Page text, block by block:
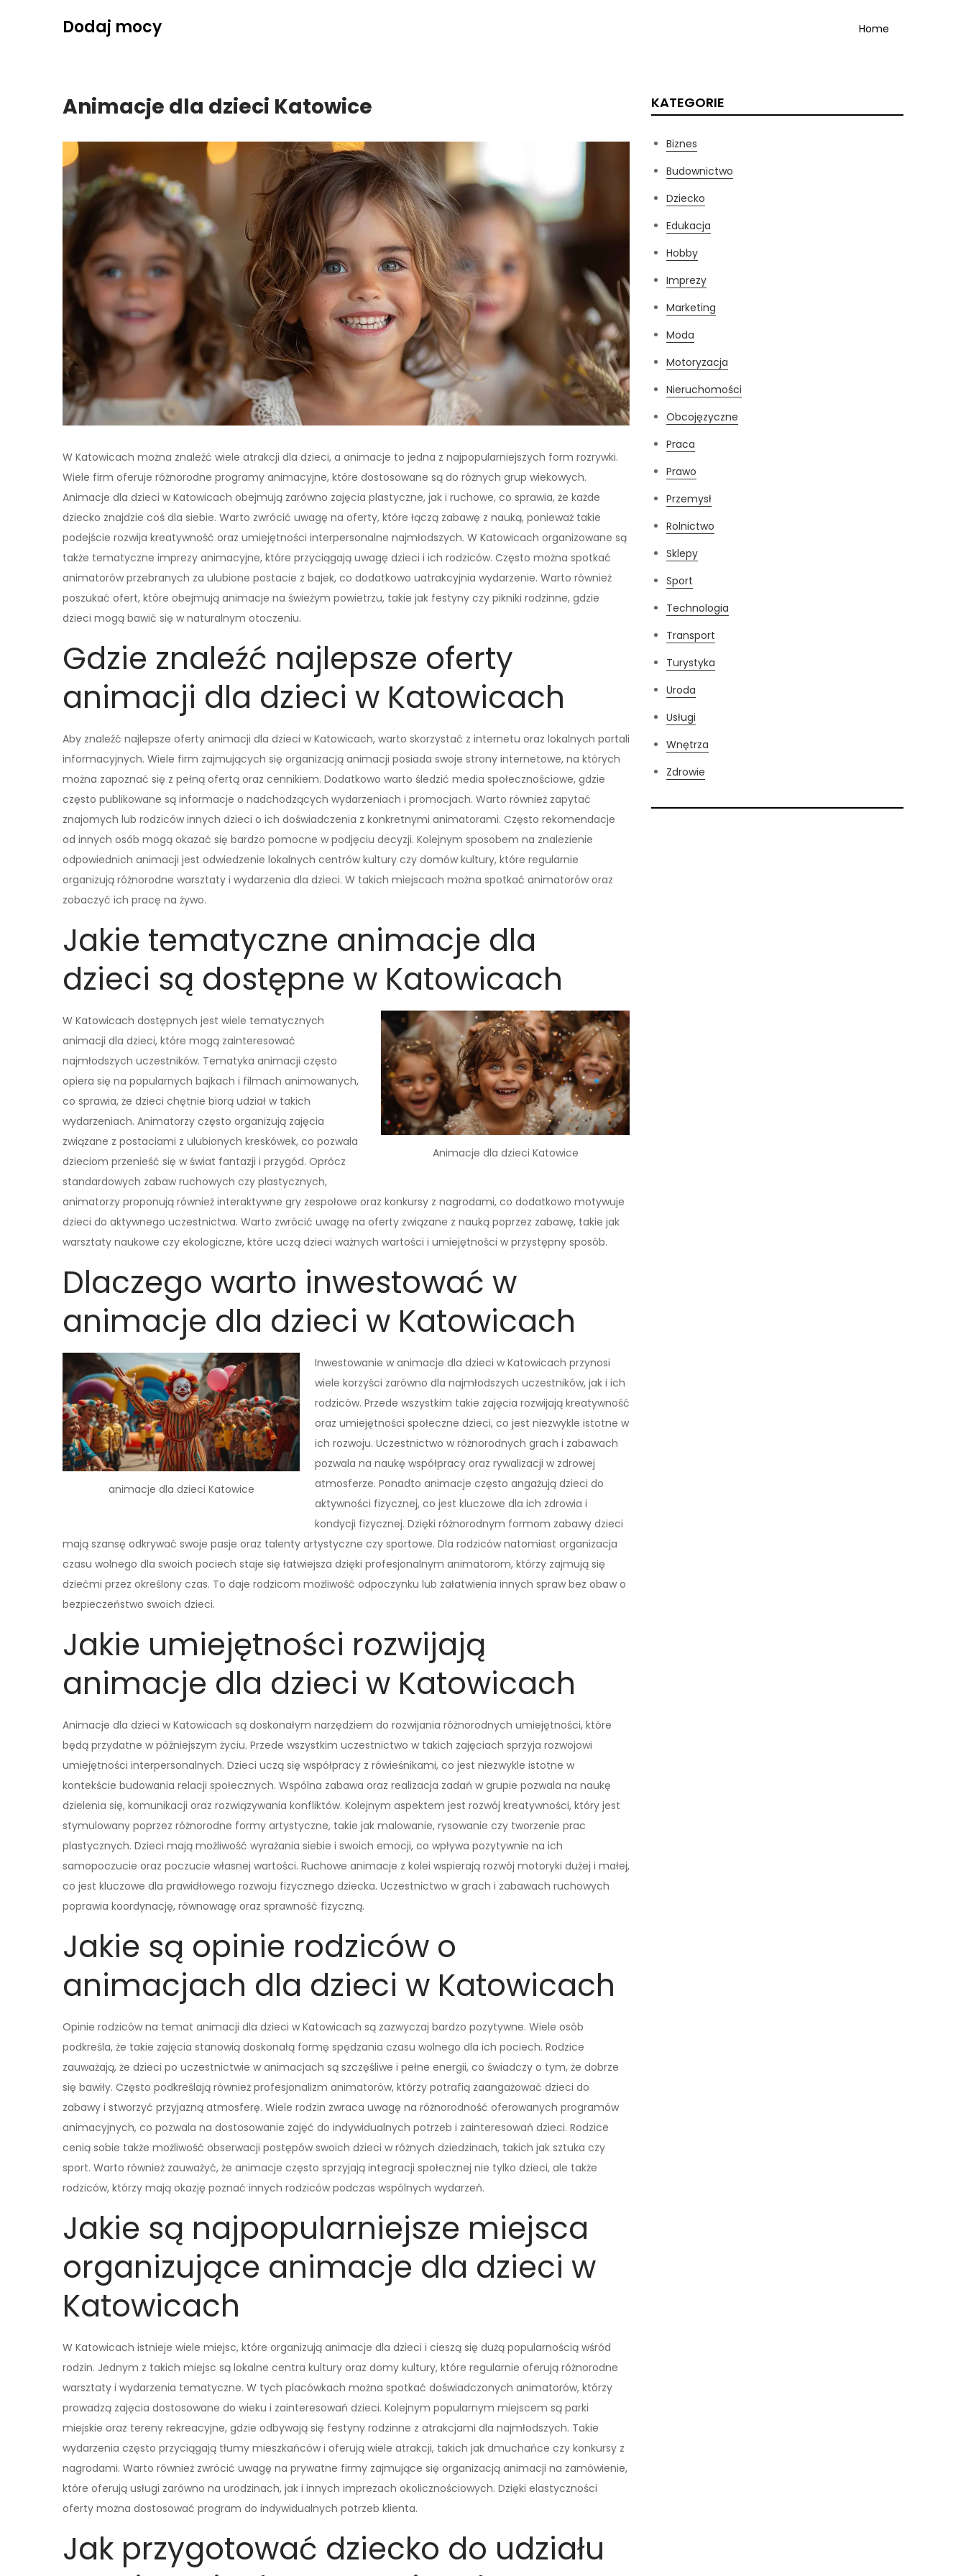
Dodaj mocy Home
Animacje dla dzieci Katowice
W Katowicach można znaleźć wiele atrakcji dla dzieci, a animacje to jedna z najpopularniejszych form rozrywki.
Wiele firm oferuje różnorodne programy animacyjne, które dostosowane są do różnych grup wiekowych.
Animacje dla dzieci w Katowicach obejmują zarówno zajęcia plastyczne, jak i ruchowe, co sprawia, że każde
dziecko znajdzie coś dla siebie. Warto zwrócić uwagę na oferty, które łączą zabawę z nauką, ponieważ takie
podejście rozwija kreatywność oraz umiejętności interpersonalne najmłodszych. W Katowicach organizowane są
także tematyczne imprezy animacyjne, które przyciągają uwagę dzieci i ich rodziców. Często można spotkać
animatorów przebranych za ulubione postacie z bajek, co dodatkowo uatrakcyjnia wydarzenie. Warto również
poszukać ofert, które obejmują animacje na świeżym powietrzu, takie jak festyny czy pikniki rodzinne, gdzie
dzieci mogą bawić się w naturalnym otoczeniu.
Gdzie znaleźć najlepsze oferty
animacji dla dzieci w Katowicach
Aby znaleźć najlepsze oferty animacji dla dzieci w Katowicach, warto skorzystać z internetu oraz lokalnych portali
informacyjnych. Wiele firm zajmujących się organizacją animacji posiada swoje strony internetowe, na których
można zapoznać się z pełną ofertą oraz cennikiem. Dodatkowo warto śledzić media społecznościowe, gdzie
często publikowane są informacje o nadchodzących wydarzeniach i promocjach. Warto również zapytać
znajomych lub rodziców innych dzieci o ich doświadczenia z konkretnymi animatorami. Często rekomendacje
od innych osób mogą okazać się bardzo pomocne w podjęciu decyzji. Kolejnym sposobem na znalezienie
odpowiednich animacji jest odwiedzenie lokalnych centrów kultury czy domów kultury, które regularnie
organizują różnorodne warsztaty i wydarzenia dla dzieci. W takich miejscach można spotkać animatorów oraz
zobaczyć ich pracę na żywo.
Jakie tematyczne animacje dla
dzieci są dostępne w Katowicach
Animacje dla dzieci Katowice
W Katowicach dostępnych jest wiele tematycznych
animacji dla dzieci, które mogą zainteresować
najmłodszych uczestników. Tematyka animacji często
opiera się na popularnych bajkach i filmach animowanych,
co sprawia, że dzieci chętnie biorą udział w takich
wydarzeniach. Animatorzy często organizują zajęcia
związane z postaciami z ulubionych kreskówek, co pozwala
dzieciom przenieść się w świat fantazji i przygód. Oprócz
standardowych zabaw ruchowych czy plastycznych,
animatorzy proponują również interaktywne gry zespołowe oraz konkursy z nagrodami, co dodatkowo motywuje
dzieci do aktywnego uczestnictwa. Warto zwrócić uwagę na oferty związane z nauką poprzez zabawę, takie jak
warsztaty naukowe czy ekologiczne, które uczą dzieci ważnych wartości i umiejętności w przystępny sposób.
Dlaczego warto inwestować w
animacje dla dzieci w Katowicach
animacje dla dzieci Katowice
Inwestowanie w animacje dla dzieci w Katowicach przynosi
wiele korzyści zarówno dla najmłodszych uczestników, jak i ich
rodziców. Przede wszystkim takie zajęcia rozwijają kreatywność
oraz umiejętności społeczne dzieci, co jest niezwykle istotne w
ich rozwoju. Uczestnictwo w różnorodnych grach i zabawach
pozwala na naukę współpracy oraz rywalizacji w zdrowej
atmosferze. Ponadto animacje często angażują dzieci do
aktywności fizycznej, co jest kluczowe dla ich zdrowia i
kondycji fizycznej. Dzięki różnorodnym formom zabawy dzieci
mają szansę odkrywać swoje pasje oraz talenty artystyczne czy sportowe. Dla rodziców natomiast organizacja
czasu wolnego dla swoich pociech staje się łatwiejsza dzięki profesjonalnym animatorom, którzy zajmują się
dziećmi przez określony czas. To daje rodzicom możliwość odpoczynku lub załatwienia innych spraw bez obaw o
bezpieczeństwo swoich dzieci.
Jakie umiejętności rozwijają
animacje dla dzieci w Katowicach
Animacje dla dzieci w Katowicach są doskonałym narzędziem do rozwijania różnorodnych umiejętności, które
będą przydatne w późniejszym życiu. Przede wszystkim uczestnictwo w takich zajęciach sprzyja rozwojowi
umiejętności interpersonalnych. Dzieci uczą się współpracy z rówieśnikami, co jest niezwykle istotne w
kontekście budowania relacji społecznych. Wspólna zabawa oraz realizacja zadań w grupie pozwala na naukę
dzielenia się, komunikacji oraz rozwiązywania konfliktów. Kolejnym aspektem jest rozwój kreatywności, który jest
stymulowany poprzez różnorodne formy artystyczne, takie jak malowanie, rysowanie czy tworzenie prac
plastycznych. Dzieci mają możliwość wyrażania siebie i swoich emocji, co wpływa pozytywnie na ich
samopoczucie oraz poczucie własnej wartości. Ruchowe animacje z kolei wspierają rozwój motoryki dużej i małej,
co jest kluczowe dla prawidłowego rozwoju fizycznego dziecka. Uczestnictwo w grach i zabawach ruchowych
poprawia koordynację, równowagę oraz sprawność fizyczną.
Jakie są opinie rodziców o
animacjach dla dzieci w Katowicach
Opinie rodziców na temat animacji dla dzieci w Katowicach są zazwyczaj bardzo pozytywne. Wiele osób
podkreśla, że takie zajęcia stanowią doskonałą formę spędzania czasu wolnego dla ich pociech. Rodzice
zauważają, że dzieci po uczestnictwie w animacjach są szczęśliwe i pełne energii, co świadczy o tym, że dobrze
się bawiły. Często podkreślają również profesjonalizm animatorów, którzy potrafią zaangażować dzieci do
zabawy i stworzyć przyjazną atmosferę. Wiele rodzin zwraca uwagę na różnorodność oferowanych programów
animacyjnych, co pozwala na dostosowanie zajęć do indywidualnych potrzeb i zainteresowań dzieci. Rodzice
cenią sobie także możliwość obserwacji postępów swoich dzieci w różnych dziedzinach, takich jak sztuka czy
sport. Warto również zauważyć, że animacje często sprzyjają integracji społecznej nie tylko dzieci, ale także
rodziców, którzy mają okazję poznać innych rodziców podczas wspólnych wydarzeń.
Jakie są najpopularniejsze miejsca
organizujące animacje dla dzieci w
Katowicach
W Katowicach istnieje wiele miejsc, które organizują animacje dla dzieci i cieszą się dużą popularnością wśród
rodzin. Jednym z takich miejsc są lokalne centra kultury oraz domy kultury, które regularnie oferują różnorodne
warsztaty i wydarzenia tematyczne. W tych placówkach można spotkać doświadczonych animatorów, którzy
prowadzą zajęcia dostosowane do wieku i zainteresowań dzieci. Kolejnym popularnym miejscem są parki
miejskie oraz tereny rekreacyjne, gdzie odbywają się festyny rodzinne z atrakcjami dla najmłodszych. Takie
wydarzenia często przyciągają tłumy mieszkańców i oferują wiele atrakcji, takich jak dmuchańce czy konkursy z
nagrodami. Warto również zwrócić uwagę na prywatne firmy zajmujące się organizacją animacji na zamówienie,
które oferują usługi zarówno na urodzinach, jak i innych imprezach okolicznościowych. Dzięki elastyczności
oferty można dostosować program do indywidualnych potrzeb klienta.
Jak przygotować dziecko do udziału
KATEGORIE
Biznes
Budownictwo
Dziecko
Edukacja
Hobby
Imprezy
Marketing
Moda
Motoryzacja
Nieruchomości
Obcojęzyczne
Praca
Prawo
Przemysł
Rolnictwo
Sklepy
Sport
Technologia
Transport
Turystyka
Uroda
Usługi
Wnętrza
Zdrowie